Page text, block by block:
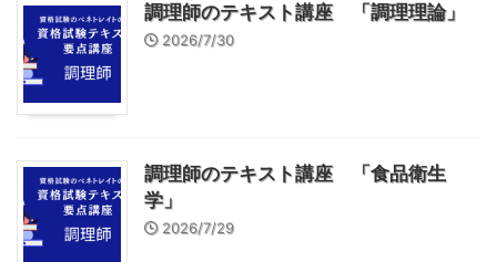
調理師のテキスト講座 「調理理論」
2026/7/30
調理師のテキスト講座 「食品衛生
学」
2026/7/29